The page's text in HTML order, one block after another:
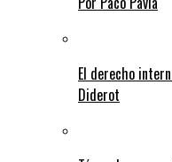
El derecho
Diderot